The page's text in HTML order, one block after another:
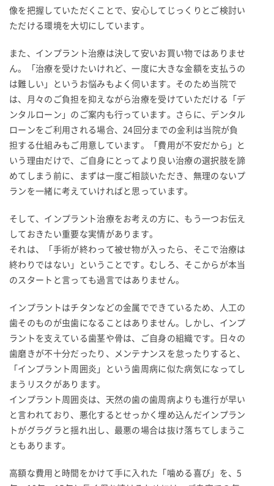
像を把握していただくことで、安心してじっくりとご検討い
ただける環境を大切にしています。
また、インプラント治療は決して安いお買い物ではありませ
ん。「治療を受けたいけれど、一度に大きな金額を支払うの
は難しい」というお悩みもよく伺います。そのため当院で
は、月々のご負担を抑えながら治療を受けていただける「デ
ンタルローン」のご案内も行っています。さらに、デンタル
ローンをご利用される場合、24回分までの金利は当院が負
担する仕組みもご用意しています。「費用が不安だから」と
いう理由だけで、ご自身にとってより良い治療の選択肢を諦
めてしまう前に、まずは一度ご相談いただき、無理のないプ
ランを一緒に考えていければと思っています。
そして、インプラント治療をお考えの方に、もう一つお伝え
しておきたい重要な実情があります。
それは、「手術が終わって被せ物が入ったら、そこで治療は
終わりではない」ということです。むしろ、そこからが本当
のスタートと言っても過言ではありません。
インプラントはチタンなどの金属でできているため、人工の
歯そのものが虫歯になることはありません。しかし、インプ
ラントを支えている歯茎や骨は、ご自身の組織です。日々の
歯磨きが不十分だったり、メンテナンスを怠ったりすると、
「インプラント周囲炎」という歯周病に似た病気になってし
まうリスクがあります。
インプラント周囲炎は、天然の歯の歯周病よりも進行が早い
と言われており、悪化するとせっかく埋め込んだインプラン
トがグラグラと揺れ出し、最悪の場合は抜け落ちてしまうこ
ともあります。
高額な費用と時間をかけて手に入れた「噛める喜び」を、5